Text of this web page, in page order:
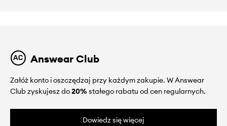
Answear Club
Załóż konto i oszczędzaj przy każdym zakupie. W Answear
Club zyskujesz do20%stałego rabatu od cen regularnych.
Dowiedz się więcej